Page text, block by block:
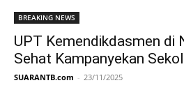
BREAKING NEWS
UPT Kemendikdasmen di
Sehat Kampanyekan
SUARANTB.com - 23/11/2025